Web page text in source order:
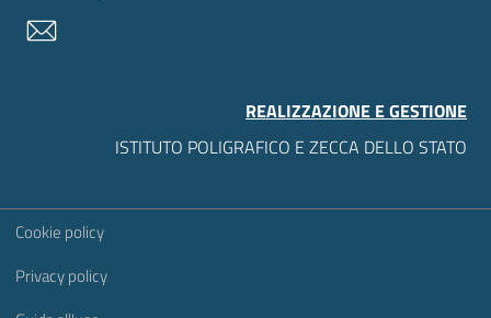
REALIZZAZIONE E GESTIONE
ISTITUTO POLIGRAFICO E ZECCA DELLO STATO
Sezione Link Utili
Cookie policy
Privacy policy